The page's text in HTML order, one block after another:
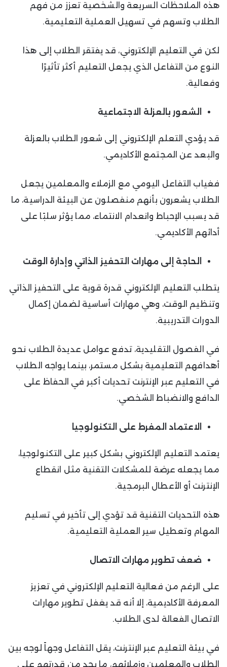
هذه الملاحظات السريعة والشخصية تعزز من فهم
الطلاب وتسهم في تسهيل العملية التعليمية.
لكن في التعليم الإلكتروني، قد يفتقر الطلاب إلى هذا
النوع من التفاعل الذي يجعل التعليم أكثر تأثيرًا
وفعالية.
الشعور بالعزلة الاجتماعية
قد يؤدي التعلم الإلكتروني إلى شعور الطلاب بالعزلة
والبعد عن المجتمع الأكاديمي.
فغياب التفاعل اليومي مع الزملاء والمعلمين يجعل
الطلاب يشعرون بأنهم منفصلون عن البيئة الدراسية، ما
قد يسبب الإحباط وانعدام الانتماء، مما يؤثر سلبًا على
أدائهم الأكاديمي.
الحاجة إلى مهارات التحفيز الذاتي وإدارة الوقت
يتطلب التعليم الإلكتروني قدرة قوية على التحفيز الذاتي
وتنظيم الوقت، وهي مهارات أساسية لضمان إكمال
الدورات التدريبية.
في الفصول التقليدية، تدفع عوامل عديدة الطلاب نحو
أهدافهم التعليمية بشكل مستمر، بينما يواجه الطلاب
في التعليم عبر الإنترنت تحديات أكبر في الحفاظ على
الدافع والانضباط الشخصي.
الاعتماد المفرط على التكنولوجيا
يعتمد التعليم الإلكتروني بشكل كبير على التكنولوجيا،
مما يجعله عرضة للمشكلات التقنية مثل انقطاع
الإنترنت أو الأعطال البرمجية.
هذه التحديات التقنية قد تؤدي إلى تأخير في تسليم
المهام وتعطيل سير العملية التعليمية.
ضعف تطوير مهارات الاتصال
على الرغم من فعالية التعليم الإلكتروني في تعزيز
المعرفة الأكاديمية، إلا أنه قد يغفل تطوير مهارات
الاتصال الفعالة لدى الطلاب.
في بيئة التعليم عبر الإنترنت، يقل التفاعل وجهاً لوجه بين
الطلاب والمعلمين وزملائهم، ما يحد من قدرتهم على